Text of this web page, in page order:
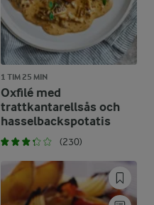
1 TIM 25 MIN
Oxfilé med
trattkantarellsås och
hasselbackspotatis
(230)